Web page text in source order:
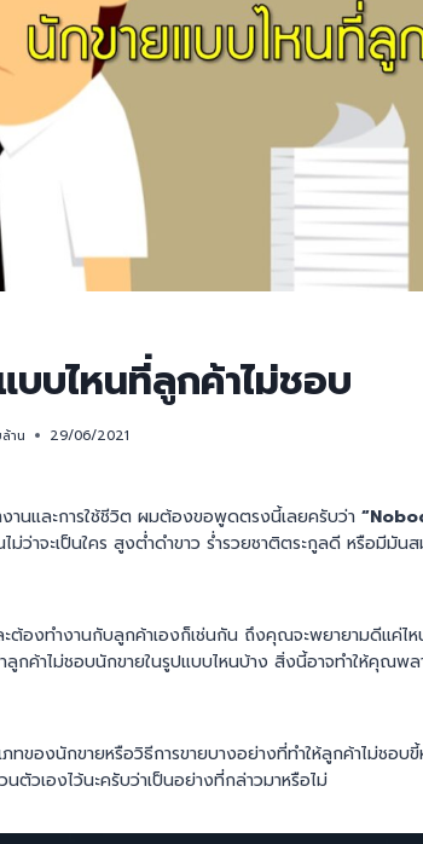
บบไหนที่ลูกค้าไม่ชอบ
าน 29/06/2021
งานและการใช้ชีวิต ผมต้องขอพูดตรงนี้เลยครับว่า
ว่าจะเป็นใคร สูงต่ำดำขาว ร่ำรวยชาติตระกูลดี หรือมีมัน
ะต้องทำงานกับลูกค้าเองก็เช่นกัน ถึงคุณจะพยายามดีแค่ไ
ลูกค้าไม่ชอบนักขายในรูปแบบไหนบ้าง สิ่งนี้อาจทำให้คุณพล
ภทของนักขายหรือวิธีการขายบางอย่างที่ทำให้ลูกค้าไม่ชอ
ตัวเองไว้นะครับว่าเป็นอย่างที่กล่าวมาหรือไม่